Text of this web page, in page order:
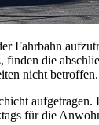
Fahrbahn
die
nicht betroffen.
für die